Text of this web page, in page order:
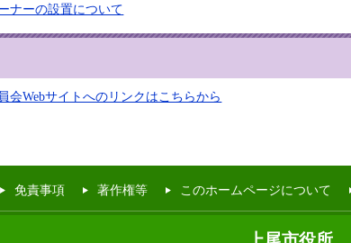
ナーの設置について
会Webサイトへのリンクはこちらから
免責事項 著作権等 このホームページについて